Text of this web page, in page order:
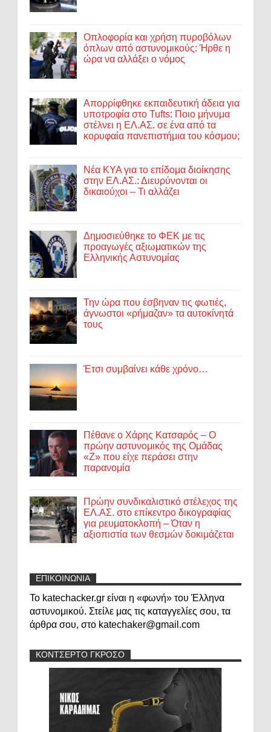
Οπλοφορία και χρήση πυροβόλων
όπλων από αστυνομικούς: Ήρθε η
ώρα να αλλάξει ο νόμος
Απορρίφθηκε εκπαιδευτική άδεια για
υποτροφία στο Tufts: Ποιο μήνυμα
στέλνει η ΕΛ.ΑΣ. σε ένα από τα
κορυφαία πανεπιστήμια του κόσμου;
Νέα ΚΥΑ για το επίδομα διοίκησης
στην ΕΛ.ΑΣ.: Διευρύνονται οι
δικαιούχοι – Τι αλλάζει
Δημοσιεύθηκε το ΦΕΚ με τις
προαγωγές αξιωματικών της
Ελληνικής Αστυνομίας
Την ώρα που έσβηναν τις φωτιές,
άγνωστοι «ρήμαζαν» τα αυτοκίνητά
τους
Έτσι συμβαίνει κάθε χρόνο…
Πέθανε ο Χάρης Κατσαρός – Ο
πρώην αστυνομικός της Ομάδας
«Ζ» που είχε περάσει στην
παρανομία
Πρώην συνδικαλιστικό στέλεχος της
ΕΛ.ΑΣ. στο επίκεντρο δικογραφίας
για ρευματοκλοπή – Όταν η
αξιοπιστία των θεσμών δοκιμάζεται
ΕΠΙΚΟΙΝΩΝΙΑ
Το katechacker.gr είναι η «φωνή» του Έλληνα
αστυνομικού. Στείλε μας τις καταγγελίες σου, τα
άρθρα σου, στο katechaker@gmail.com
ΚΟΝΤΣΕΡΤΟ ΓΚΡΟΣΟ